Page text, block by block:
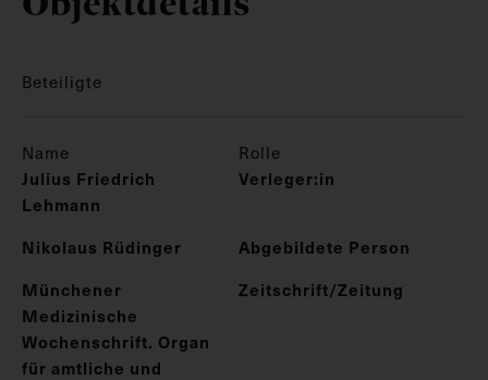
Beteiligte
Name Rolle
Julius Friedrich
Lehmann
Verleger:in
Nikolaus Rüdinger
Abgebildete Person
Münchener
Medizinische
Wochenschrift. Organ
für amtliche und
Zeitschrift/Zeitung